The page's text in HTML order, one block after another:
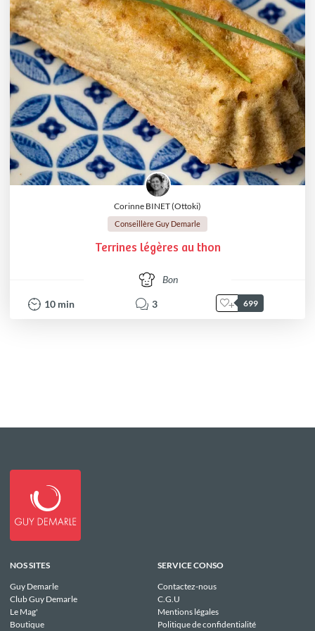
Corinne BINET (Ottoki)
Conseillère Guy Demarle
Terrines légères au thon
Bon
10 min 3 699
NOS SITES
Guy Demarle
Club Guy Demarle
Le Mag'
Boutique
SERVICE CONSO
Contactez-nous
C.G.U
Mentions légales
Politique de confidentialité